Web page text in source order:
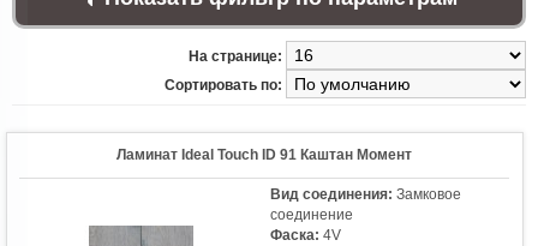
На странице:
Сортировать по:
Ламинат Ideal Touch ID 91 Каштан Момент
Вид соединения: Замковое
соединение
Фаска: 4V